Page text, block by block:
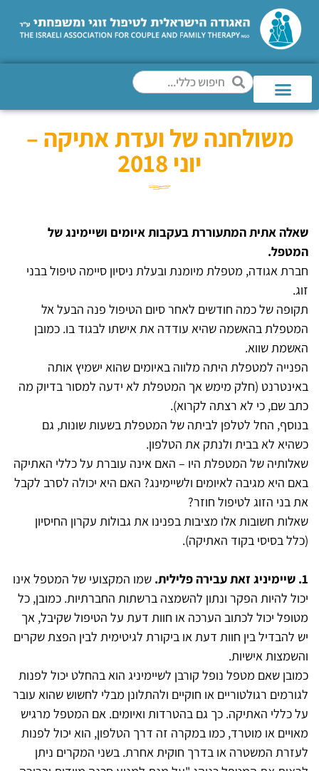
משולחנה של ועדת אתיקה –
יוני 2018
שאלה אתית המתעוררת בעקבות איומים ושיימינג של
המטפל.
חברת אגודה, מטפלת מיומנת ובעלת ניסיון סיימה טיפול בבני
זוג.
תקופה של כמה חודשים לאחר סיום הטיפול פנה הבעל אל
המטפלת בהאשמה שהיא עודדה את אישתו לבגוד בו. כמובן
האשמת שווא.
הפנייה למטפלת היתה מלווה באיומים שהוא ישמיץ אותה
באינטרנט (חלק מימש אך המטפלת לא ידעה למסור בדיוק מה
כתב שם, כי לא רצתה לקרוא).
בנוסף, החל לטלפן לביתה של המטפלת בשעות שונות, גם
כשהיא לא בבית ולנתק את הטלפון.
שאלותיה של המטפלת היו – האם אינה עוברת על כללי האתיקה
באם היא מגיבה לאיומים ולשיימינג? האם היא יכולה לסרב לקבל
את בני הזוג לטיפול חוזר?
שאלות חשובות אלו מציבות בפנינו את גבולות עקרון החיסיון
(כלל בסיסי בקוד האתיקה).
1. שיימיניג זאת עבירה פלילית.
שמו המקצועי של המטפל אינו
יכול להיות הפקר ונתון להשמצה ברשתות החברתיות. כמובן, כל
מטופל יכול לכתוב הערכה או חוות דעת על הטיפול שקיבל, אך
יש להבדיל בין חוות דעת או ביקורת לגיטימית לבין הפצת שקרים
והשמצות אישיות.
כמובן שאם מטפל נופל קורבן לשיימיניג הוא בהחלט יכול לפנות
לגורמים רגולטוריים או חוקיים ולהתלונן מבלי לחשוש שהוא עובר
על כללי האתיקה. כך גם בהטרדות ואיומים. אם המטפל מרגיש
מאויים או מוטרד, כמו במקרה זה דרך הטלפון, הוא יכול לפנות
לעזרת המשטרה או בדרך חוקית אחרת. בשני המקרים ניתן